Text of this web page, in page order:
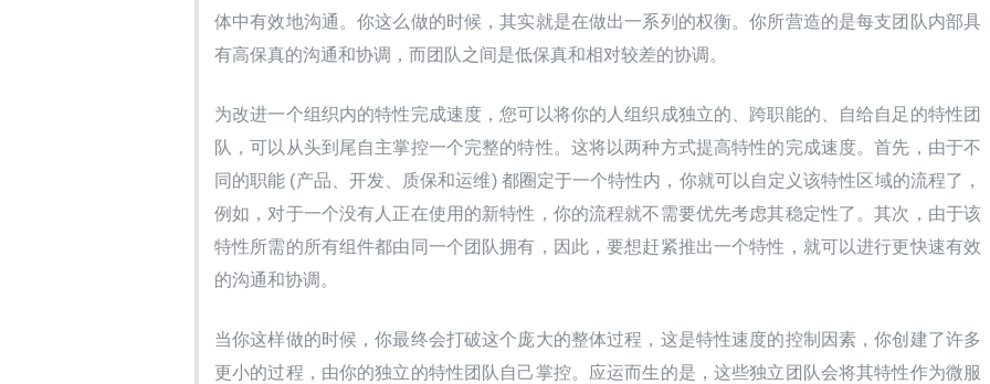
体中有效地沟通。你这么做的时候，其实就是在做出一系列的权衡。你所营造的是每支团队内部具
有高保真的沟通和协调，而团队之间是低保真和相对较差的协调。
为改进一个组织内的特性完成速度，您可以将你的人组织成独立的、跨职能的、自给自足的特性团
队，可以从头到尾自主掌控一个完整的特性。这将以两种方式提高特性的完成速度。首先，由于不
同的职能 (产品、开发、质保和运维) 都圈定于一个特性内，你就可以自定义该特性区域的流程了，
例如，对于一个没有人正在使用的新特性，你的流程就不需要优先考虑其稳定性了。其次，由于该
特性所需的所有组件都由同一个团队拥有，因此，要想赶紧推出一个特性，就可以进行更快速有效
的沟通和协调。
当你这样做的时候，你最终会打破这个庞大的整体过程，这是特性速度的控制因素，你创建了许多
更小的过程，由你的独立的特性团队自己掌控。应运而生的是，这些独立团队会将其特性作为微服